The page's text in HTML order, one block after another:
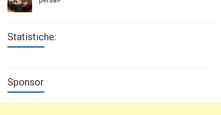
Statistiche:
Sponsor